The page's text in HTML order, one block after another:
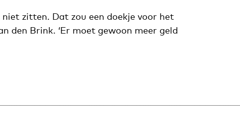
zitten. Dat zou een doekje voor het
den Brink. ‘Er moet gewoon meer geld